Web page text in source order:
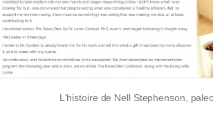
L'histoire de Nell Stephenson,